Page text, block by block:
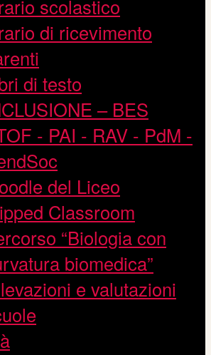
scolastico
di ricevimento
di testo
– BES
- PAI - RAV - PdM -
del Liceo
Classroom
“Biologia con
biomedica”
e valutazioni